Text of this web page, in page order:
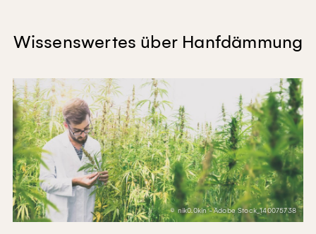
Wissenswertes über Hanfdämmung
© nik0.0kin - Adobe Stock_140075738